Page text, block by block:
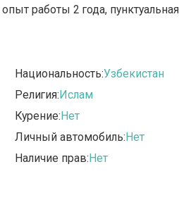
работы 2 года, пунктуальная
Национальность:Узбекистан
Религия:Ислам
Курение:Нет
Личный автомобиль:Нет
Наличие прав:Нет